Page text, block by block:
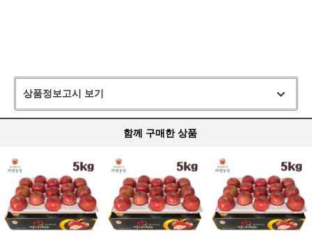
상품정보고시 보기
함께 구매한 상품